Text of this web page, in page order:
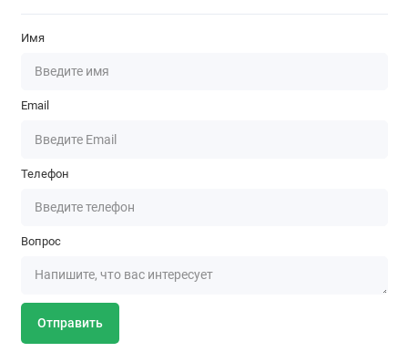
Имя
Email
Телефон
Вопрос
Отправить